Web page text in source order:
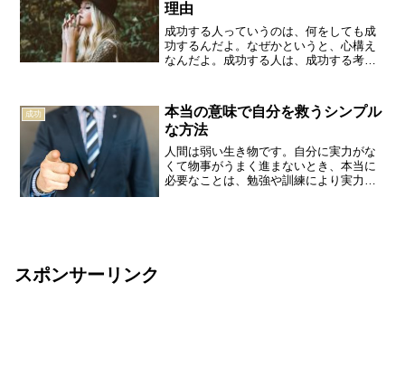
理由
成功する人っていうのは、何をしても成
功するんだよ。なぜかというと、心構え
なんだよ。成功する人は、成功する考え
ろうが、何をしても成功するの。逆をい
うと、成功しない人間は、...
成功
本当の意味で自分を救うシンプル
な方法
人間は弱い生き物です。自分に実力がな
くて物事がうまく進まないとき、本当に
必要なことは、勉強や訓練により実力を
スポンサーリンク